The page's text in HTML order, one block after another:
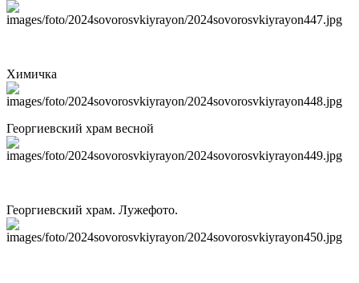
Химичка
Георгиевский храм весной
Георгиевский храм. Лужефото.